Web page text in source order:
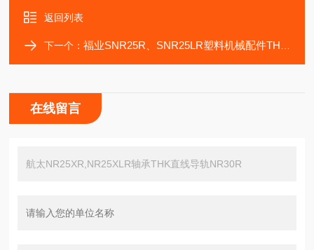
返回列表
下一个：福业SNR25R、SNR25LR塑料机械配件THK直线导轨
在线留言